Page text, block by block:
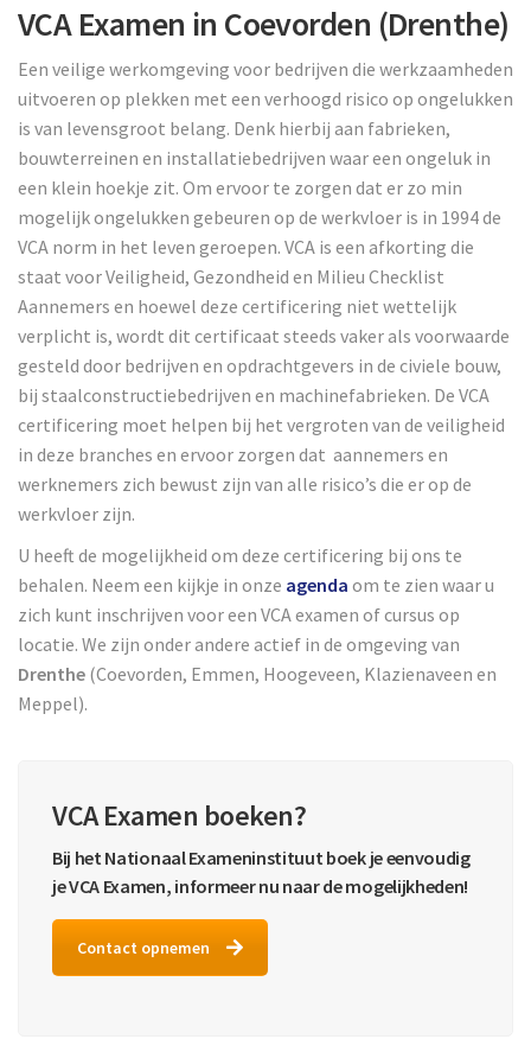
VCA Examen in Coevorden (Drenthe)
Een veilige werkomgeving voor bedrijven die werkzaamheden
uitvoeren op plekken met een verhoogd risico op ongelukken
is van levensgroot belang. Denk hierbij aan fabrieken,
bouwterreinen en installatiebedrijven waar een ongeluk in
een klein hoekje zit. Om ervoor te zorgen dat er zo min
mogelijk ongelukken gebeuren op de werkvloer is in 1994 de
VCA norm in het leven geroepen. VCA is een afkorting die
staat voor Veiligheid, Gezondheid en Milieu Checklist
Aannemers en hoewel deze certificering niet wettelijk
verplicht is, wordt dit certificaat steeds vaker als voorwaarde
gesteld door bedrijven en opdrachtgevers in de civiele bouw,
bij staalconstructiebedrijven en machinefabrieken. De VCA
certificering moet helpen bij het vergroten van de veiligheid
in deze branches en ervoor zorgen dat aannemers en
werknemers zich bewust zijn van alle risico’s die er op de
werkvloer zijn.
U heeft de mogelijkheid om deze certificering bij ons te
behalen. Neem een kijkje in onze agenda om te zien waar u
zich kunt inschrijven voor een VCA examen of cursus op
locatie. We zijn onder andere actief in de omgeving van
Drenthe (Coevorden, Emmen, Hoogeveen, Klazienaveen en
Meppel).
VCA Examen boeken?
Bij het Nationaal Exameninstituut boek je eenvoudig
je VCA Examen, informeer nu naar de mogelijkheden!
Contact opnemen